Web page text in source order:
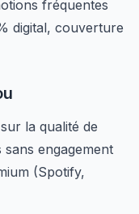
fréquentes
digital, couverture
la qualité de
engagement
(Spotify,